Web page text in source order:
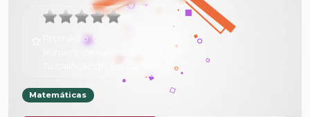
Promedio:0
Sin calificar
Matemáticas